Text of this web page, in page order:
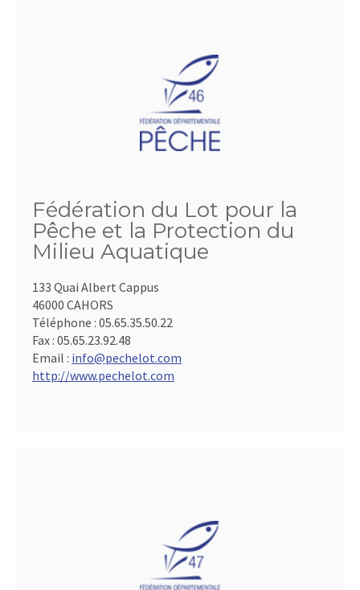
Fédération du Lot pour la
Pêche et la Protection du
Milieu Aquatique
133 Quai Albert Cappus
46000 CAHORS
Téléphone : 05.65.35.50.22
Fax : 05.65.23.92.48
Email : info@pechelot.com
http://www.pechelot.com